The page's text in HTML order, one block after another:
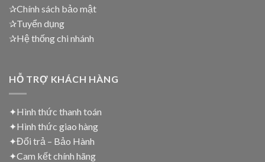
✰Chính sách bảo mật
✰Tuyển dụng
✰Hệ thống chi nhánh
HỖ TRỢ KHÁCH HÀNG
✦Hình thức thanh toán
✦Hình thức giao hàng
✦Đổi trả – Bảo Hành
✦Cam kết chính hãng